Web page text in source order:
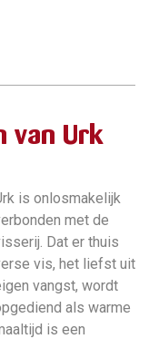
van Urk
is onlosmakelijk
met de
Dat er thuis
vis, het liefst uit
vangst, wordt
als warme
is een